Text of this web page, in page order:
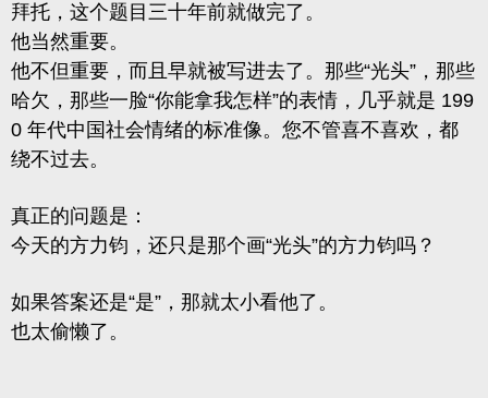
拜托，这个题目三十年前就做完了。
他当然重要。
他不但重要，而且早就被写进去了。那些“光头”，那些
哈欠，那些一脸“你能拿我怎样”的表情，几乎就是 199
0 年代中国社会情绪的标准像。您不管喜不喜欢，都
绕不过去。
真正的问题是：
今天的方力钧，还只是那个画“光头”的方力钧吗？
如果答案还是“是”，那就太小看他了。
也太偷懒了。